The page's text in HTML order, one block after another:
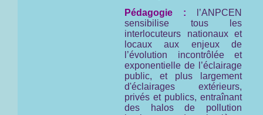
Pédagogie :
l’ANPCEN
sensibilise tous les
interlocuteurs nationaux et
locaux aux enjeux de
l’évolution incontrôlée et
exponentielle de l’éclairage
public, et plus largement
d'éclairages extérieurs,
privés et publics, entraînant
des halos de pollution